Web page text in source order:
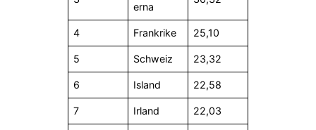
erna
4 Frankrike 25,10
5 Schweiz 23,32
6 Island 22,58
7 Irland 22,03